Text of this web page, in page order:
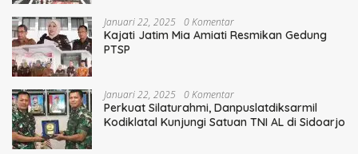
Januari 22, 2025 0 Komentar
Kajati Jatim Mia Amiati Resmikan Gedung
PTSP
Januari 22, 2025 0 Komentar
Perkuat Silaturahmi, Danpuslatdiksarmil
Kodiklatal Kunjungi Satuan TNI AL di Sidoarjo